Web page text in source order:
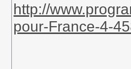
http://
pour-France-4-